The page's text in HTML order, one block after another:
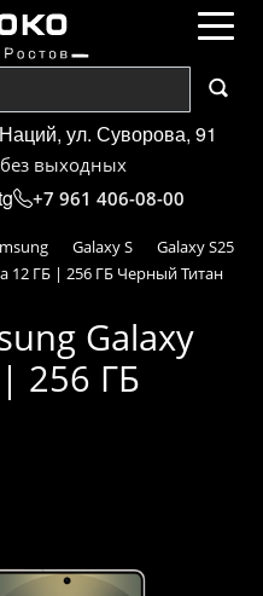
ул. Суворова, 91
выходных
+7 961 406-08-00
Galaxy S
Galaxy S25
12 ГБ | 256 ГБ Черный Титан
Galaxy
256 ГБ